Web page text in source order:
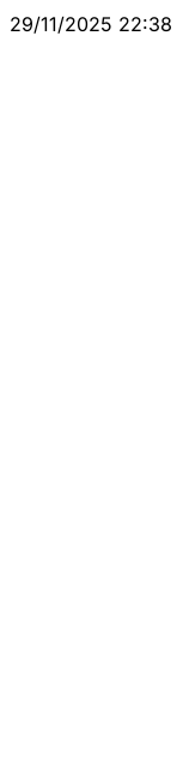
29/11/2025 22:38